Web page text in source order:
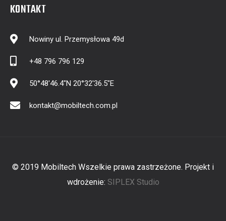
KONTAKT
Nowiny ul. Przemysłowa 49d
+48 796 796 129
50°48'46.4"N 20°32'36.5"E
kontakt@mobiltech.com.pl
© 2019 Mobiltech Wszelkie prawa zastrzeżone. Projekt i
wdrożenie: SIPLEX Studio